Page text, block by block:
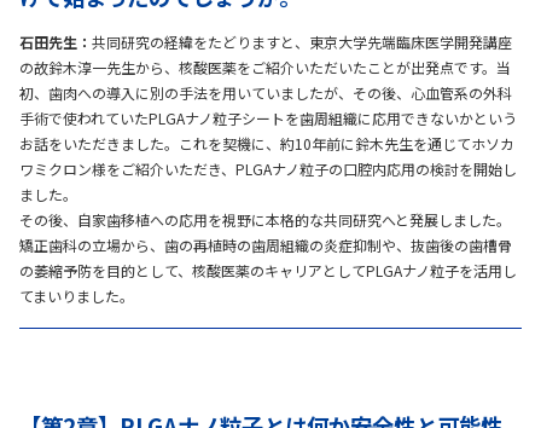
石田先生： 共同研究の経緯をたどりますと、東京大学先端臨床医学開発講座
の故鈴木淳一先生から、核酸医薬をご紹介いただいたことが出発点です。当
初、歯肉への導入に別の手法を用いていましたが、その後、心血管系の外科
手術で使われていたPLGAナノ粒子シートを歯周組織に応用できないかという
お話をいただきました。これを契機に、約10年前に鈴木先生を通じてホソカ
ワミクロン様をご紹介いただき、PLGAナノ粒子の口腔内応用の検討を開始し
ました。
その後、自家歯移植への応用を視野に本格的な共同研究へと発展しました。
矯正歯科の立場から、歯の再植時の歯周組織の炎症抑制や、抜歯後の歯槽骨
の萎縮予防を目的として、核酸医薬のキャリアとしてPLGAナノ粒子を活用し
てまいりました。